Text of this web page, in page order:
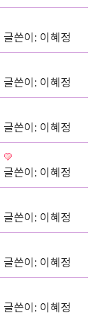
글쓴이: 이혜정
글쓴이: 이혜정
글쓴이: 이혜정
글쓴이: 이혜정
글쓴이: 이혜정
글쓴이: 이혜정
글쓴이: 이혜정